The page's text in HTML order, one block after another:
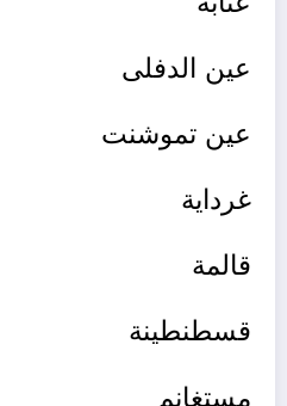
عين الدفلى
عين تموشنت
غرداية
قالمة
قسطنطينة
مستغانم